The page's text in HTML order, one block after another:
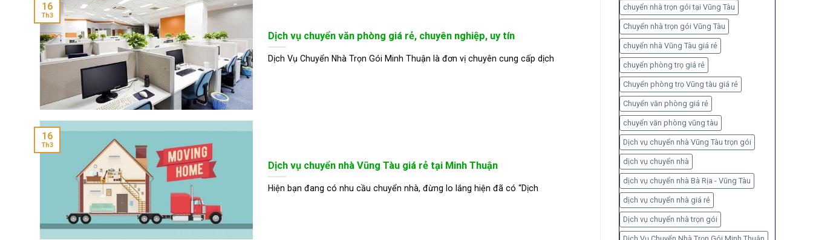
Dịch vụ chuyển văn phòng giá rẻ, chuyên nghiệp, uy tín
Dịch Vụ Chuyển Nhà Trọn Gói Minh Thuận là đơn vị chuyên cung cấp dịch
16
Th3
Dịch vụ chuyển nhà Vũng Tàu giá rẻ tại Minh Thuận
Hiện bạn đang có nhu cầu chuyển nhà, đừng lo lắng hiện đã có “Dịch
16
Th3
chuyển nhà trọn gói tại Vũng Tàu
Chuyển nhà trọn gói Vũng Tàu
chuyển nhà Vũng Tàu giá rẻ
chuyển phòng trọ giá rẻ
Chuyển phòng trọ Vũng tàu giá rẻ
Chuyển văn phòng giá rẻ
chuyển văn phòng vũng tàu
Dịch vụ chuyển nhà Vũng Tàu trọn gói
dịch vụ chuyển nhà
dịch vụ chuyển nhà Bà Rịa - Vũng Tàu
dịch vụ chuyển nhà giá rẻ
Dịch vụ chuyển nhà trọn gói